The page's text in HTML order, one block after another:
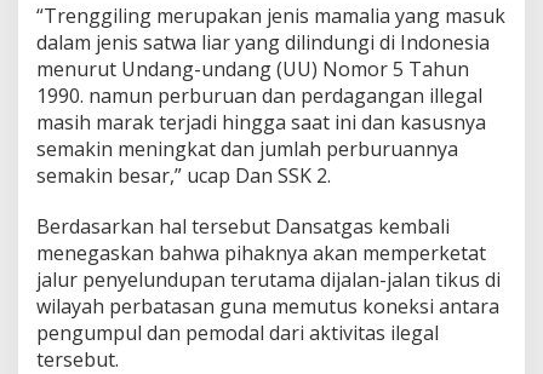
“Trenggiling merupakan jenis mamalia yang masuk
dalam jenis satwa liar yang dilindungi di Indonesia
menurut Undang-undang (UU) Nomor 5 Tahun
1990. namun perburuan dan perdagangan illegal
masih marak terjadi hingga saat ini dan kasusnya
semakin meningkat dan jumlah perburuannya
semakin besar,” ucap Dan SSK 2.
Berdasarkan hal tersebut Dansatgas kembali
menegaskan bahwa pihaknya akan memperketat
jalur penyelundupan terutama dijalan-jalan tikus di
wilayah perbatasan guna memutus koneksi antara
pengumpul dan pemodal dari aktivitas ilegal
tersebut.